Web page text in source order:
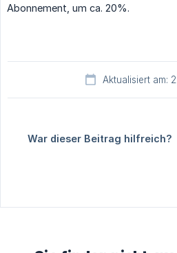
Abonnement, um ca. 20%.
Aktualisiert am:
War dieser Beitrag hilfreich?